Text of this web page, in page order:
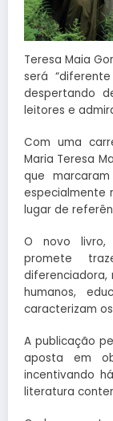
Teresa Maia
será
despertando
leitores e
Com uma
Maria Teresa
que
especialmente
lugar de
O novo livro,
promete
humanos,
caracterizam
A publicação
aposta em
incentivando
literatura